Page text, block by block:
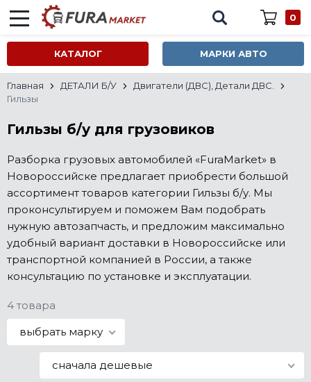
0
КАТАЛОГ МАРКИ АВТО
Главная ДЕТАЛИ Б/У
Двигатели (ДВС), Детали ДВС.
Гильзы
Гильзы б/у для грузовиков
Разборка грузовых автомобилей «FuraMarket» в
Новороссийске предлагает приобрести большой
ассортимент товаров категории Гильзы б/у. Мы
проконсультируем и поможем Вам подобрать
нужную автозапчасть, и предложим максимально
удобный вариант доставки в Новороссийске или
транспортной компанией в России, а также
консультацию по установке и эксплуатации.
4 товара
выбрать марку
сначала дешевые